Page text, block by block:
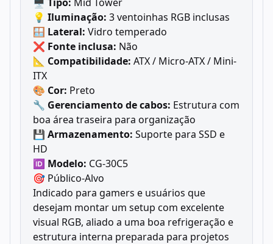
💡 Iluminação: 3 ventoinhas RGB inclusas
🪟 Lateral: Vidro temperado
❌ Fonte inclusa: Não
📐 Compatibilidade: ATX / Micro-ATX / Mini-
ITX
🎨 Cor: Preto
🔧 Gerenciamento de cabos: Estrutura com
boa área traseira para organização
💾 Armazenamento: Suporte para SSD e
HD
🆔 Modelo: CG-30C5
🎯 Público-Alvo
Indicado para gamers e usuários que
desejam montar um setup com excelente
visual RGB, aliado a uma boa refrigeração e
estrutura interna preparada para projetos